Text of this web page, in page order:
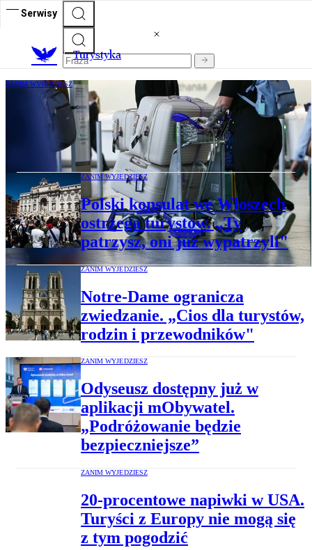
Serwisy
Turystyka
ZANIM WYJEDZIESZ
Straciłeś pieniądze na wakacjach? ECK
pomoże rozwiązać spór z firmą i
odzyskać pieniądze
ZANIM WYJEDZIESZ
Polski konsulat we Włoszech
ostrzega turystów. „Ty
patrzysz, oni już wypatrzyli"
ZANIM WYJEDZIESZ
Notre-Dame ogranicza
zwiedzanie. „Cios dla turystów,
rodzin i przewodników"
ZANIM WYJEDZIESZ
Odyseusz dostępny już w
aplikacji mObywatel.
„Podróżowanie będzie
bezpieczniejsze”
ZANIM WYJEDZIESZ
20-procentowe napiwki w USA.
Turyści z Europy nie mogą się
z tym pogodzić